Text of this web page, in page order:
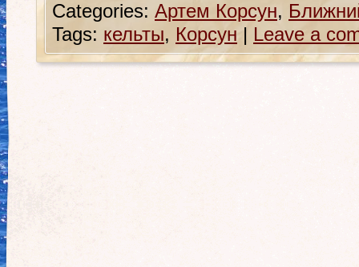
Categories: Артем Корсун,
Tags: кельты, Корсун | Leave a